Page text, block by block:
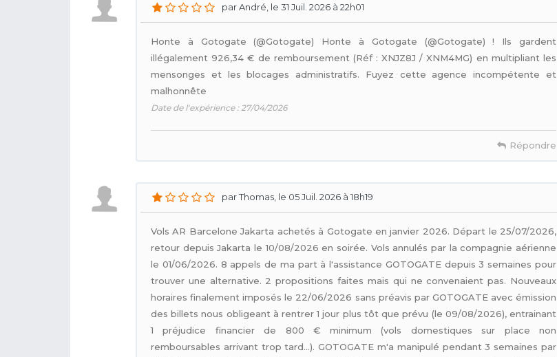
par André, le 31 Juil. 2026 à 22h01
Honte à Gotogate (@Gotogate) Honte à Gotogate (@Gotogate) ! Ils gardent
illégalement 926,34 € de remboursement (Réf : XNJZ8J / XNM4MG) en multipliant les
mensonges et les blocages administratifs. Fuyez cette agence incompétente et
malhonnête
Date de l'expérience : 27/04/2026
Répondre
par Thomas, le 05 Juil. 2026 à 18h19
Vols AR Barcelone Jakarta achetés à Gotogate en janvier 2026. Départ le 25/07/2026,
retour depuis Jakarta le 10/08/2026 en soirée. Vols annulés par la compagnie aérienne
le 01/06/2026. 8 appels de ma part à l'assistance GOTOGATE depuis 3 semaines pour
trouver une alternative. 2 propositions faites mais qui ne convenaient pas. Nouveaux
horaires finalement imposés le 22/06/2026 sans préavis par GOTOGATE avec émission
des billets nous obligeant à rentrer 1 jour plus tôt que prévu (le 09/08/2026), entrainant
1 préjudice financier de 800 € minimum (vols domestiques sur place non
remboursables arrivant trop tard...). GOTOGATE m'a manipulé pendant 3 semaines par